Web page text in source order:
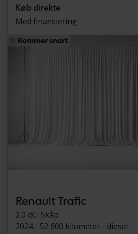
Køb direkte
Med finansiering
Kommer snart
Renault Trafic
2.0 dCi Skåp
2024
52 600 kilometer
diesel